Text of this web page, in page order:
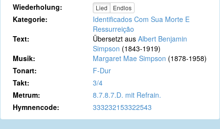
Wiederholung: Lied Endlos
Kategorie:
Identificados Com Sua Morte E
Ressurreição
Text:
Übersetzt aus Albert Benjamin
Simpson (1843-1919)
Musik:
Margaret Mae Simpson (1878-1958)
Tonart:
F-Dur
Takt:
3/4
Metrum:
8.7.8.7.D. mit Refrain.
Hymnencode:
333232153322543